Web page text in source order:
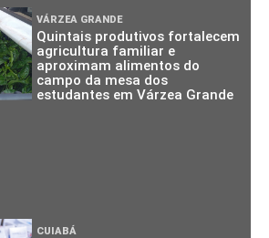
VÁRZEA GRANDE
Quintais produtivos fortalecem
agricultura familiar e
aproximam alimentos do
campo da mesa dos
estudantes em Várzea Grande
CUIABÁ